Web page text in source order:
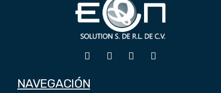
NAVEGACIÓN